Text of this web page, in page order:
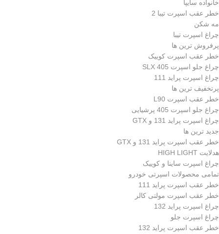
خانواده سایپا
خطر عقب اسپرت تیبا 2
مه شکن
چراغ اسپرت تیبا
پرفروش ترین ها
خطر عقب اسپرت کوییک
چراغ جلو اسپرت 405 SLX
چراغ اسپرت پراید 111
پرتخفیف ترین ها
خطر عقب اسپرت L90
چراغ جلو اسپرت 405 پرشیایی
چراغ اسپرت پراید 131 و GTX
جدید ترین ها
خطر عقب اسپرت پراید 131 و GTX
هدلایت HIGH LIGHT
چراغ اسپرت ساینا و کوییک
تمامی محصولات اسپرتی خودرو
خطر عقب اسپرت پراید 111
خطر عقب اسپرت مولتی کالر
چراغ اسپرت پراید 132
چراغ اسپرت جلو
خطر عقب اسپرت پراید 132